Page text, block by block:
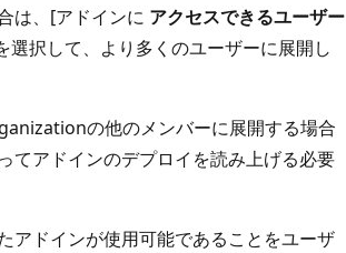
は、[アドインに アクセスできるユーザー
選択して、より多くのユーザーに展開し
の他のメンバーに展開する場合
てアドインのデプロイを読み上げる必要
アドインが使用可能であることをユーザ